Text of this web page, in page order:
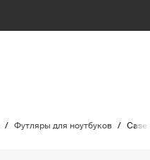
/ Футляры для ноутбуков / Case